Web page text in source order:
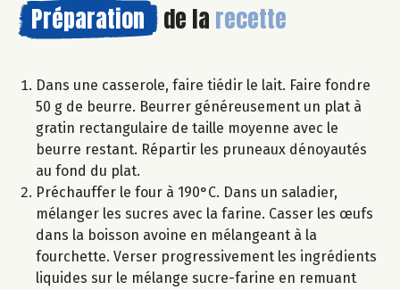
Préparation de la recette
Dans une casserole, faire tiédir le lait. Faire fondre
50 g de beurre. Beurrer généreusement un plat à
gratin rectangulaire de taille moyenne avec le
beurre restant. Répartir les pruneaux dénoyautés
au fond du plat.
Préchauffer le four à 190°C. Dans un saladier,
mélanger les sucres avec la farine. Casser les œufs
dans la boisson avoine en mélangeant à la
fourchette. Verser progressivement les ingrédients
liquides sur le mélange sucre-farine en remuant